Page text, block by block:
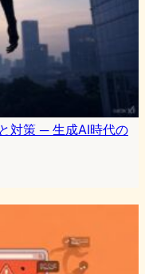
対策 ─ 生成AI時代の